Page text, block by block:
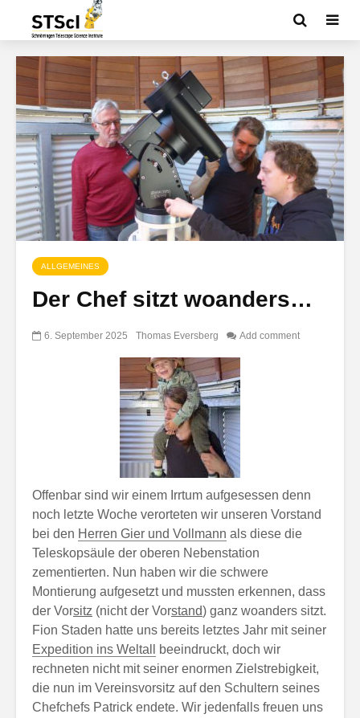
ALLGEMEINES
Der Chef sitzt woanders…
6. September 2025 Thomas Eversberg Add comment
Offenbar sind wir einem Irrtum aufgesessen denn
noch letzte Woche verorteten wir unseren Vorstand
bei den Herren Gier und Vollmann als diese die
Teleskopsäule der oberen Nebenstation
zementierten. Nun haben wir die schwere
Montierung aufgesetzt und mussten erkennen, dass
der Vorsitz (nicht der Vorstand) ganz woanders sitzt.
Fion Staden hatte uns bereits letztes Jahr mit seiner
Expedition ins Weltall
beeindruckt, doch wir
rechneten nicht mit seiner enormen Zielstrebigkeit,
die nun im Vereinsvorsitz auf den Schultern seines
Chefchefs Patrick endete. Wir jedenfalls freuen uns